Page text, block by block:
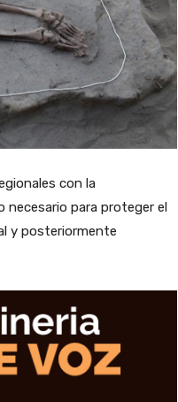
con la
necesario para proteger el
y posteriormente